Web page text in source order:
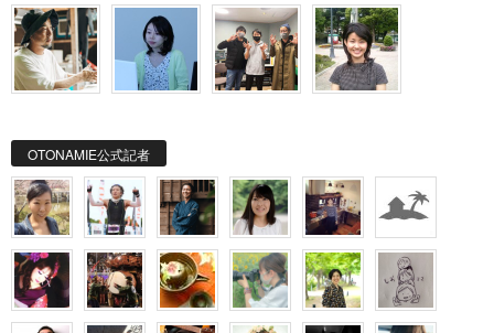
OTONAMIE公式記者